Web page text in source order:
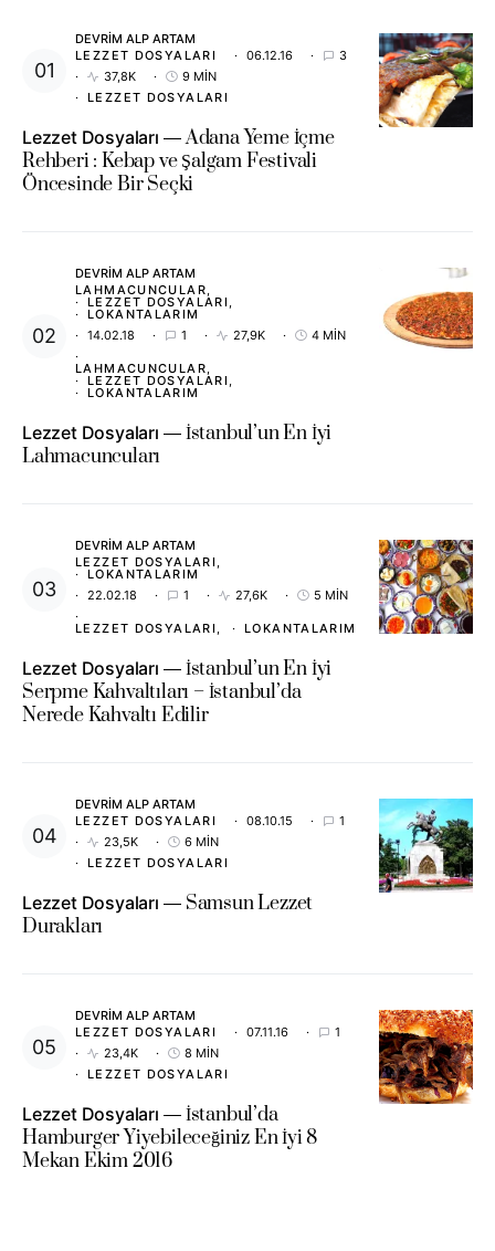
DEVRIM ALP ARTAM
LEZZET DOSYALARI
06.12.16
3
37,8K
9 MIN
LEZZET DOSYALARI
Lezzet Dosyaları
Adana Yeme İçme
Rehberi : Kebap ve Şalgam Festivali
Öncesinde Bir Seçki
DEVRIM ALP ARTAM
LAHMACUNCULAR
LEZZET DOSYALARI
LOKANTALARIM
14.02.18
1 27,9K 4 MIN
LAHMACUNCULAR
LEZZET DOSYALARI
LOKANTALARIM
Lezzet Dosyaları
İstanbul’un En İyi
Lahmacuncuları
DEVRIM ALP ARTAM
LEZZET DOSYALARI
LOKANTALARIM
22.02.18
1 27,6K 5 MIN
LEZZET DOSYALARI LOKANTALARIM
Lezzet Dosyaları
İstanbul’un En İyi
Serpme Kahvaltıları – İstanbul’da
Nerede Kahvaltı Edilir
DEVRIM ALP ARTAM
LEZZET DOSYALARI
08.10.15
1
23,5K
6 MIN
LEZZET DOSYALARI
Lezzet Dosyaları
Samsun Lezzet
Durakları
DEVRIM ALP ARTAM
LEZZET DOSYALARI
07.11.16
1
23,4K
8 MIN
LEZZET DOSYALARI
Lezzet Dosyaları
İstanbul’da
Hamburger Yiyebileceğiniz En İyi 8
Mekan Ekim 2016